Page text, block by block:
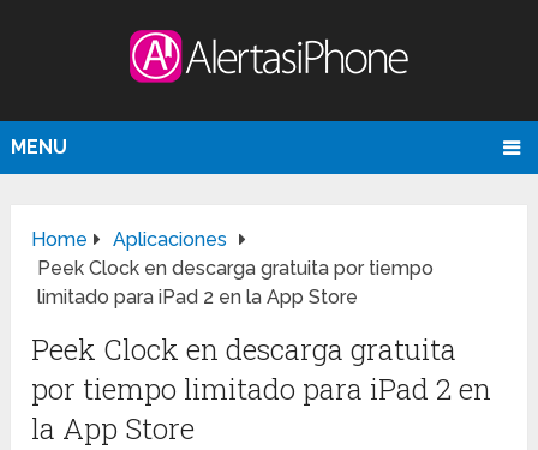
MENU
Home
Aplicaciones
Peek Clock en descarga gratuita por tiempo
limitado para iPad 2 en la App Store
Peek Clock en descarga gratuita
por tiempo limitado para iPad 2 en
la App Store